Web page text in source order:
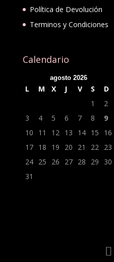
Política de Devolución
Terminos y Condiciones
Calendario
agosto 2026
L M X J V S
D
1
2
3
4 5 6 7 8
9
10
11 12 13 14 15
16
17 18 19 20 21 22
23
24 25 26 27 28 29
30
31